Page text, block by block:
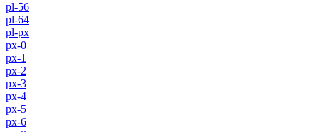
pl-56
pl-64
pl-px
px-0
px-1
px-2
px-3
px-4
px-5
px-6